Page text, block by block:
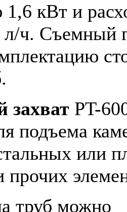
кВт и
л/ч. Съемный
захват PT-
подъема
или
прочих
труб можно